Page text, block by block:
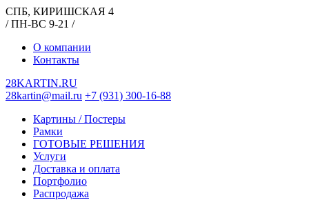
СПБ, КИРИШСКАЯ 4
/ ПН-ВС 9-21 /
О компании
Контакты
28KARTIN.RU
28kartin@mail.ru +7 (931) 300-16-88
Картины / Постеры
Рамки
ГОТОВЫЕ РЕШЕНИЯ
Услуги
Доставка и оплата
Портфолио
Распродажа